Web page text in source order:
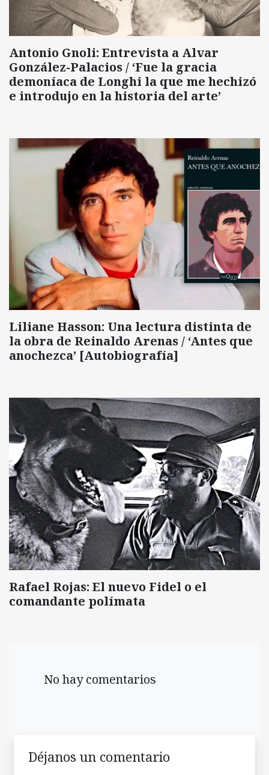
Antonio Gnoli: Entrevista a Alvar
González-Palacios / ‘Fue la gracia
demoníaca de Longhi la que me hechizó
e introdujo en la historia del arte’
Liliane Hasson: Una lectura distinta de
la obra de Reinaldo Arenas / ‘Antes que
anochezca’ [Autobiografía]
Rafael Rojas: El nuevo Fidel o el
comandante polímata
No hay comentarios
Déjanos un comentario